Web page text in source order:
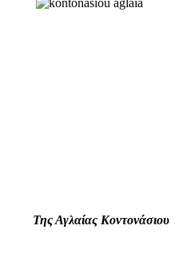
Της Αγλαίας Κοντονάσιου